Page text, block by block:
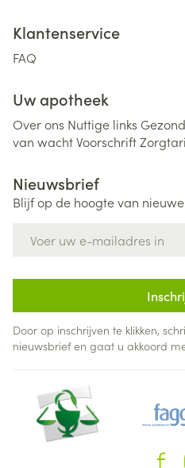
Klantenservice
FAQ
Uw apotheek
Over ons Nuttige links
van wachtVoorschrift
Nieuwsbrief
Blijf op de hoogte van
Door op inschrijven te klikken,
nieuwsbrief en gaat u akkoord